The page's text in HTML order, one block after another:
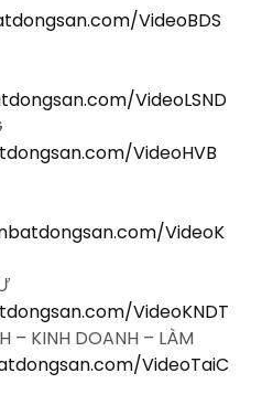
VideoBDS
VideoLSND
VideoHVB
VideoK
VideoKNDT
– KINH DOANH – LÀM
VideoTaiC